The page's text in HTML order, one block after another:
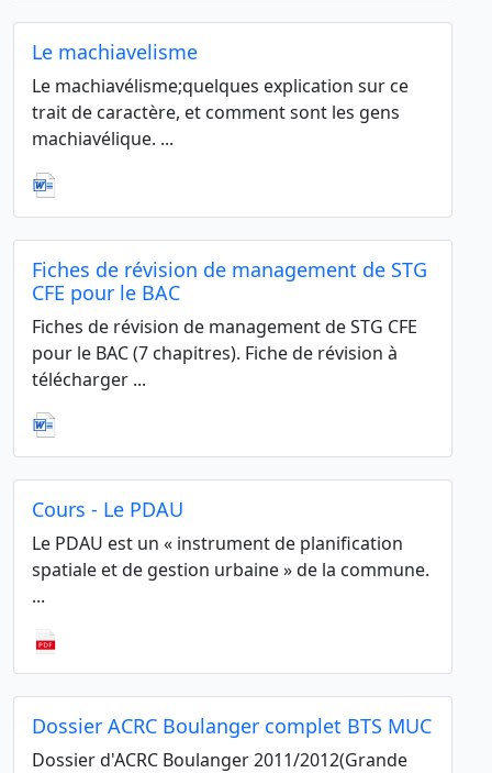
Le machiavelisme
Le machiavélisme;quelques explication sur ce
trait de caractère, et comment sont les gens
machiavélique. ...
Fiches de révision de management de STG
CFE pour le BAC
Fiches de révision de management de STG CFE
pour le BAC (7 chapitres). Fiche de révision à
télécharger ...
Cours - Le PDAU
Le PDAU est un « instrument de planification
spatiale et de gestion urbaine » de la commune.
...
Dossier ACRC Boulanger complet BTS MUC
Dossier d'ACRC Boulanger 2011/2012(Grande